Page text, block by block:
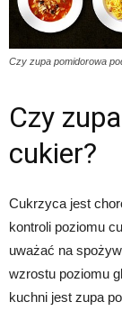
Czy zupa pomidorowa
Czy
cukier?
Cukrzyca jest
kontroli poziomu
uważać na
wzrostu poziomu
kuchni jest zupa